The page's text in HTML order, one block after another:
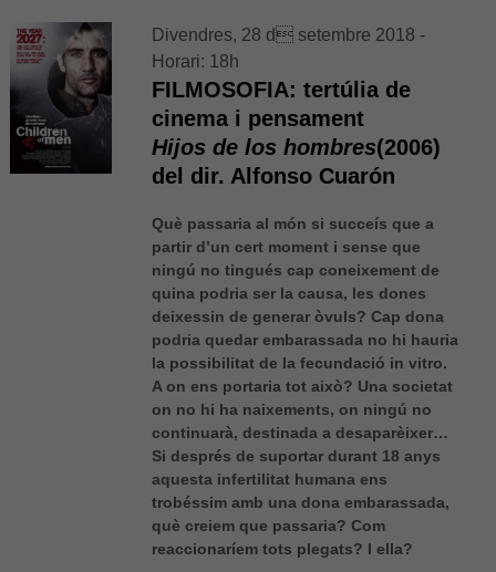
Divendres, 28 d setembre 2018 -
Horari: 18h
FILMOSOFIA: tertúlia de
cinema i pensament
Hijos de los hombres(2006)
del dir. Alfonso Cuarón
Què passaria al món si succeís que a
partir d’un cert moment i sense que
ningú no tingués cap coneixement de
quina podria ser la causa, les dones
deixessin de generar òvuls? Cap dona
podria quedar embarassada no hi hauria
la possibilitat de la fecundació in vitro.
A on ens portaria tot això? Una societat
on no hi ha naixements, on ningú no
continuarà, destinada a desaparèixer…
Si després de suportar durant 18 anys
aquesta infertilitat humana ens
trobéssim amb una dona embarassada,
què creiem que passaria? Com
reaccionaríem tots plegats? I ella?